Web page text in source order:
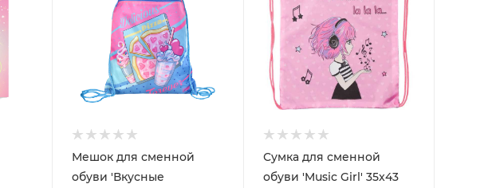
Мешок для сменной
обуви 'Вкусные
Сумка для сменной
обуви 'Music Girl' 35x43